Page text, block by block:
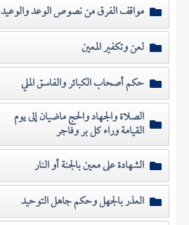
مواقف الفرق من نصوص الوعد والوعيد
لعن وتكفير المعين
حكم أصحاب الكبائر والفاسق الملي
الصلاة والجهاد والحج ماضيان إلى يوم
القيامة وراء كل بر وفاجر
الشهادة على معين بالجنة أو النار
العذر بالجهل وحكم جاهل التوحيد